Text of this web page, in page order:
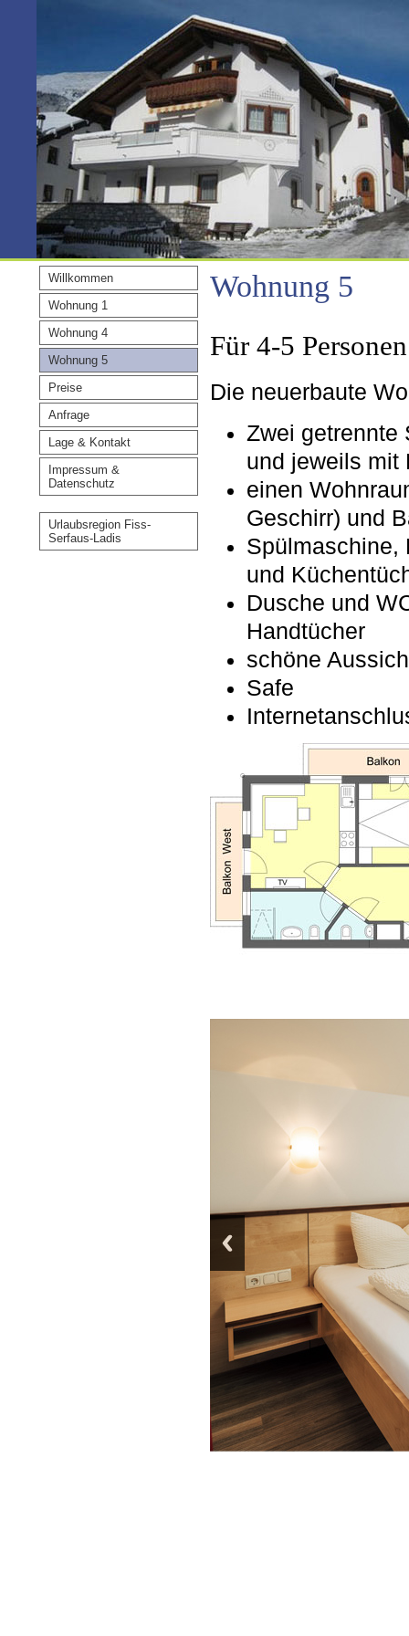
Willkommen
Wohnung 1
Wohnung 4
Wohnung 5
Preise
Anfrage
Lage & Kontakt
Impressum &
Datenschutz
Urlaubsregion Fiss-
Serfaus-Ladis
Wohnung 5
Für 4-5
Die neuerbaute
Zwei getrennte
und jeweils mit
einen
Geschirr) und
Spülmaschine,
und
Dusche und
Handtücher
schöne
Safe